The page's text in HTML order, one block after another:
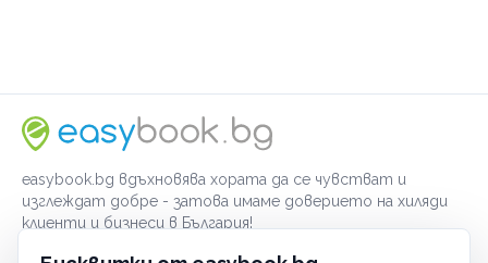
easybook.bg вдъхновява хората да се чувстват и
изглеждат добре - затова имаме доверието на хиляди
клиенти и бизнеси в България!